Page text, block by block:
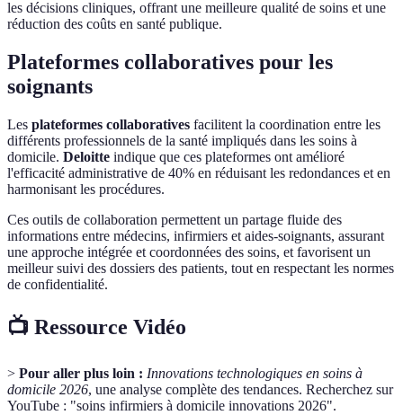
les décisions cliniques, offrant une meilleure qualité de soins et une
réduction des coûts en santé publique.
Plateformes collaboratives pour les
soignants
Les plateformes collaboratives facilitent la coordination entre les
différents professionnels de la santé impliqués dans les soins à
domicile. Deloitte indique que ces plateformes ont amélioré
l'efficacité administrative de 40% en réduisant les redondances et en
harmonisant les procédures.
Ces outils de collaboration permettent un partage fluide des
informations entre médecins, infirmiers et aides-soignants, assurant
une approche intégrée et coordonnées des soins, et favorisent un
meilleur suivi des dossiers des patients, tout en respectant les normes
de confidentialité.
📺 Ressource Vidéo
> Pour aller plus loin : Innovations technologiques en soins à
domicile 2026, une analyse complète des tendances. Recherchez sur
YouTube : "soins infirmiers à domicile innovations 2026".